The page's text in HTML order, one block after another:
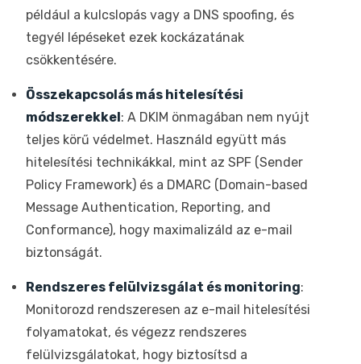
például a kulcslopás vagy a DNS spoofing, és
tegyél lépéseket ezek kockázatának
csökkentésére.
Összekapcsolás más hitelesítési
módszerekkel: A DKIM önmagában nem nyújt
teljes körű védelmet. Használd együtt más
hitelesítési technikákkal, mint az SPF (Sender
Policy Framework) és a DMARC (Domain-based
Message Authentication, Reporting, and
Conformance), hogy maximalizáld az e-mail
biztonságát.
Rendszeres felülvizsgálat és monitoring:
Monitorozd rendszeresen az e-mail hitelesítési
folyamatokat, és végezz rendszeres
felülvizsgálatokat, hogy biztosítsd a